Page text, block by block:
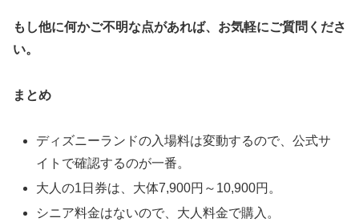
もし他に何かご不明な点があれば、お気軽にご質問くださ
い。
まとめ
ディズニーランドの入場料は変動するので、公式サ
イトで確認するのが一番。
大人の1日券は、大体7,900円～10,900円。
シニア料金はないので、大人料金で購入。